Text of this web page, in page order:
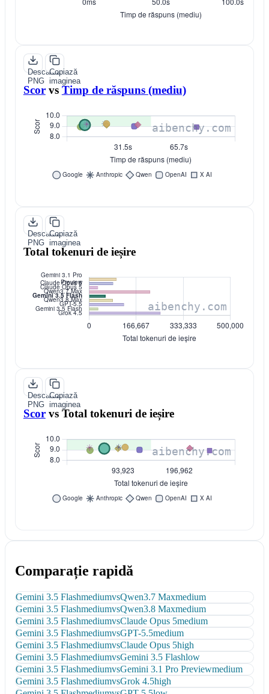
Descarcă
PNG
Copiază
imaginea
Scor vs Timp de răspuns (mediu)
Descarcă
PNG
Copiază
imaginea
Total tokenuri de ieșire
Descarcă
PNG
Copiază
imaginea
Scor vsTotal tokenuri de ieșire
Comparație rapidă
Gemini 3.5 FlashmediumvsQwen3.7 Maxmedium
Gemini 3.5 FlashmediumvsQwen3.8 Maxmedium
Gemini 3.5 FlashmediumvsClaude Opus 5medium
Gemini 3.5 FlashmediumvsGPT-5.5medium
Gemini 3.5 FlashmediumvsClaude Opus 5high
Gemini 3.5 FlashmediumvsGemini 3.5 Flashlow
Gemini 3.5 FlashmediumvsGemini 3.1 Pro Previewmedium
Gemini 3.5 FlashmediumvsGrok 4.5high